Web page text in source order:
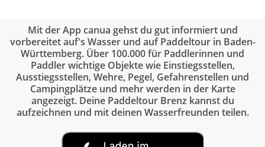
Mit der App canua gehst du gut informiert und
vorbereitet auf's Wasser und auf Paddeltour in Baden-
Württemberg. Über 100.000 für Paddlerinnen und
Paddler wichtige Objekte wie Einstiegsstellen,
Ausstiegsstellen, Wehre, Pegel, Gefahrenstellen und
Campingplätze und mehr werden in der Karte
angezeigt. Deine Paddeltour Brenz kannst du
aufzeichnen und mit deinen Wasserfreunden teilen.